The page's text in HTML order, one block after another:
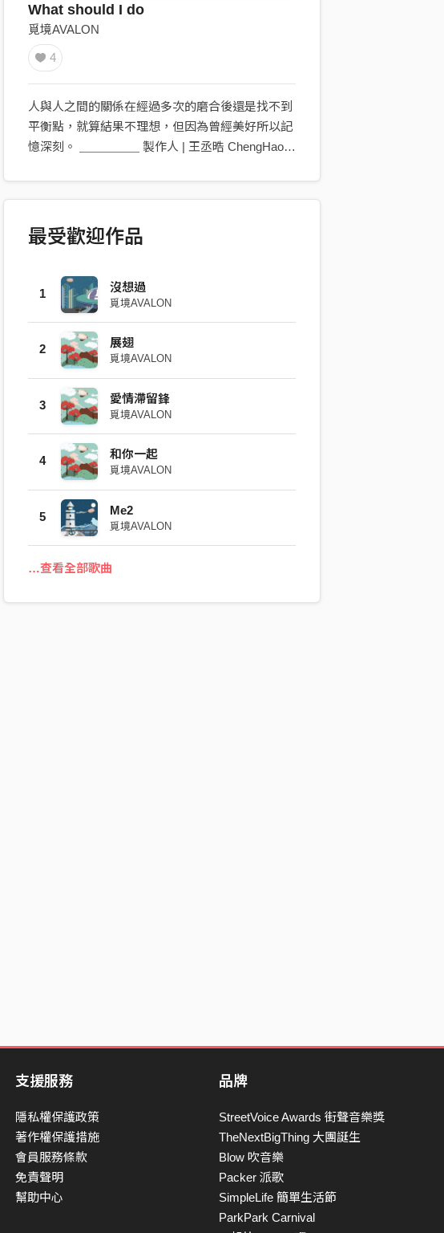
What should I do
覓境AVALON
4
人與人之間的關係在經過多次的磨合後還是找不到
平衡點，就算結果不理想，但因為曾經美好所以記
憶深刻。 ＿＿＿＿＿ 製作人 | 王丞晧 ChengHao
婷 SheleneLai 合聲 |黃意婷 Haley Huang、賴毅婷
SheleneLai 合聲編寫 |黃意婷 Haley Huang、賴毅
峰 Calvin Lin、黃意婷 Haley Huang 電吉他 | 王丞
晧 ChengHao 鼓 |林世峰 Calvin Lin 錄音師 |林世峰
Calvin Lin 錄音室 |南臺科技大學W1006錄音室 混
音師 |陳志嘉 Chen,Chih-Chia 母帶後期工程師 |林
顯祐 Hsien-Yu Lin ＿＿＿＿＿
最受歡迎作品
1 沒想過
覓境AVALON
2 展翅
覓境AVALON
3 愛情滯留鋒
覓境AVALON
4 和你一起
覓境AVALON
5 Me2
覓境AVALON
…查看全部歌曲
支援服務
隱私權保護政策
著作權保護措施
會員服務條款
免責聲明
幫助中心
品牌
StreetVoice Awards 街聲音樂獎
TheNextBigThing 大團誕生
Blow 吹音樂
Packer 派歌
SimpleLife 簡單生活節
ParkPark Carnival